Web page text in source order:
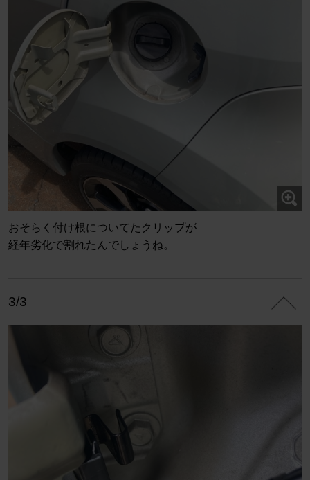
おそらく付け根についてたクリップが
経年劣化で割れたんでしょうね。
3/3